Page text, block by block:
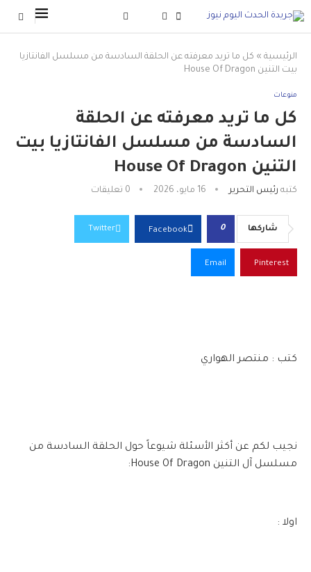
الرئيسية » كل ما تريد معرفته عن الحلقة السادسة من مسلسل الفانتازيا
بيت التنين House Of Dragon
منوعات
كل ما تريد معرفته عن الحلقة
السادسة من مسلسل الفانتازيا بيت
التنين House Of Dragon
كتبه رئيس التحرير 16 مايو، 2026 0 تعليقات
شاركها 0
Facebook
Twitter
Pinterest
Email
كتب : منتصر الهواري
نجيب لكم عن أكثر الأسئلة شيوعاً حول الحلقة السادسة من
مسلسل آل التنين House Of Dragon:
اولا :